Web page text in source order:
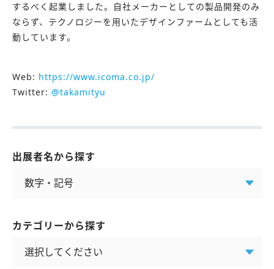
するべく起業しました。自社メーカーとしての製品開発のみ
ならず、テクノロジーを用いたデザインファームとしても活
動しています。
Web: https://www.icoma.co.jp/
Twitter: @takamityu
出展者名から探す
カテゴリーから探す